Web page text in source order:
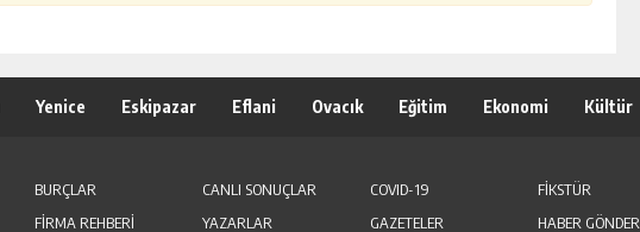
Yenice Eskipazar Eflani Ovacık Eğitim Ekonomi Kültür
BURÇLAR CANLI SONUÇLAR COVID-19 FİKSTÜR
FİRMA REHBERİ
YAZARLAR GAZETELER HABER GÖNDER